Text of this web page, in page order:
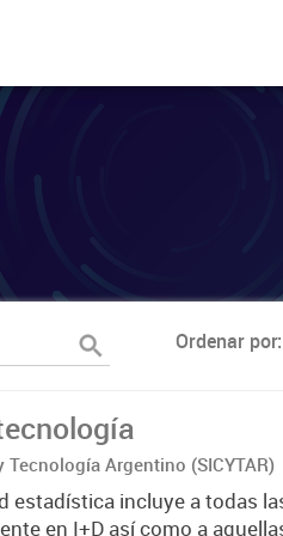
Ordenar por
Argentino (SICYTAR)
estadística incluye a todas
en I+D así como a